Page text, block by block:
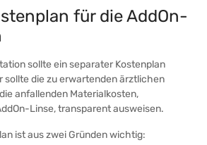
für die AddOn-
sollte ein separater Kostenplan
sollte die zu erwartenden ärztlichen
anfallenden Materialkosten,
Linse, transparent ausweisen.
ist aus zwei Gründen wichtig: